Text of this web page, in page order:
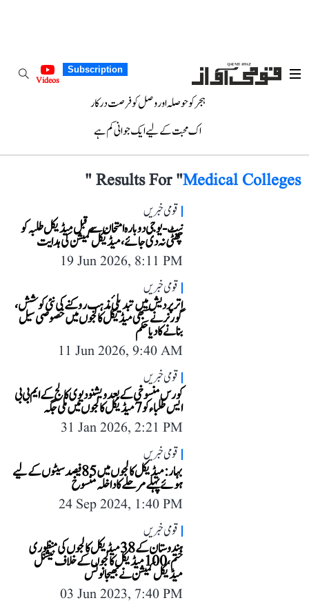
Subscription
Videos
ہجر کو حوصلہ اور وصل کو فرصت درکار
اک محبت کے لیے ایک جوانی کم ہے
Results For "Medical Colleges
"
قومی خبریں
نیٹ-یو جی دوبارہ امتحان سے قبل میڈیکل طلبہ کو
چھٹی نہ دی جائے، میڈیکل کمیشن کی ہدایت
19 Jun 2026, 8:11 PM
قومی خبریں
اتر پردیش میں تبدیلیٔ مذہب روکنے کی نئی کوشش،
گورنر نے سبھی میڈیکل کالجوں میں خصوصی سیل
بنانے کا دیا حکم
11 Jun 2026, 9:40 AM
قومی خبریں
کورس منسوخی کے بعد ویشنو دیوی کالج کے ایم بی بی
ایس طلباء کو 7 میڈیکل کالجوں میں ملی جگہ
31 Jan 2026, 2:21 PM
قومی خبریں
بہار: میڈیکل کالجوں میں 85 فیصد سیٹوں کے لیے
ہوئے پہلے مرحلے کا داخلہ منسوخ
24 Sep 2024, 1:40 PM
قومی خبریں
ہندوستان کے 38 میڈیکل کالجوں کی منظوری
ختم، 100 میڈیکل کالجوں کے خلاف نیشنل
میڈیکل کمیشن نے بھیجا نوٹس
03 Jun 2023, 7:40 PM